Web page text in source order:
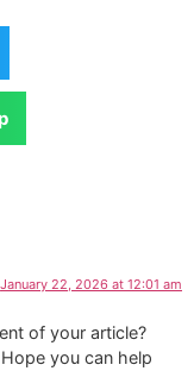
January 22, 2026 at 12:01 am
of your article?
you can help